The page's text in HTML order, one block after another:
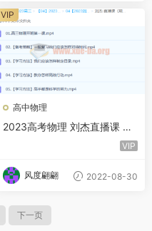
高中物理
2023高考物理 刘杰直播课 一
轮全体系规划学习卡（规划服
VIP
风度翩翩 2022-08-30
VIP
下一页